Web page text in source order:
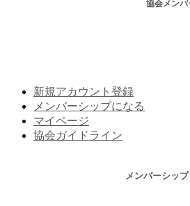
協会メンバ
新規アカウント登録
メンバーシップになる
マイページ
協会ガイドライン
メンバーシッ